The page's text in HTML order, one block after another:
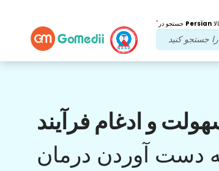
* Persian
و ادغام فرآیند
دست آوردن درمان
مزایای ما
بعد از درمان پیگیری
مراقبت